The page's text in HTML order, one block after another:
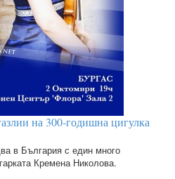
на 300-годишна цигулка
в България с един много
Кремена Николова.